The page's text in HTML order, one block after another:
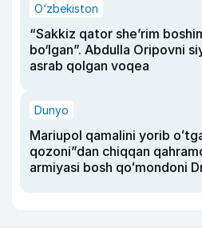
O‘zbekiston
“Sakkiz qator she’rim
bo‘lgan”. Abdulla Oripovni
asrab qolgan voqea
Dunyo
Mariupol qamalini yorib
qozoni”dan chiqqan
armiyasi bosh qoʻmondoni